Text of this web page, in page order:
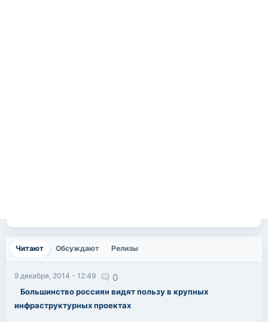
Читают
(активная вкладка)
Обсуждают Релизы
9 декабря, 2014 - 12:49 0
Большинство россиян видят пользу в крупных
инфраструктурных проектах